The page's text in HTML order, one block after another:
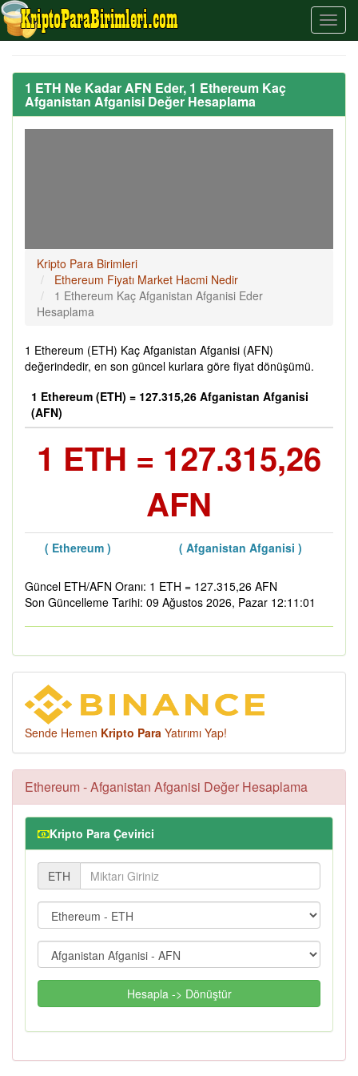
1 ETH Ne Kadar AFN Eder, 1 Ethereum Kaç
Afganistan Afganisi Değer Hesaplama
Kripto Para Birimleri
Ethereum Fiyatı Market Hacmi Nedir
1 Ethereum Kaç Afganistan Afganisi Eder
Hesaplama
1 Ethereum (ETH) Kaç Afganistan Afganisi (AFN)
değerindedir, en son güncel kurlara göre fiyat dönüşümü.
1 Ethereum (ETH) = 127.315,26 Afganistan Afganisi
(AFN)
1 ETH = 127.315,26
AFN
( Ethereum ) ( Afganistan Afganisi )
Güncel ETH/AFN Oranı: 1 ETH = 127.315,26 AFN
Son Güncelleme Tarihi: 09 Ağustos 2026, Pazar 12:11:01
Sende Hemen Kripto Para Yatırımı Yap!
Ethereum - Afganistan Afganisi Değer Hesaplama
Kripto Para Çevirici
ETH
Hesapla -> Dönüştür